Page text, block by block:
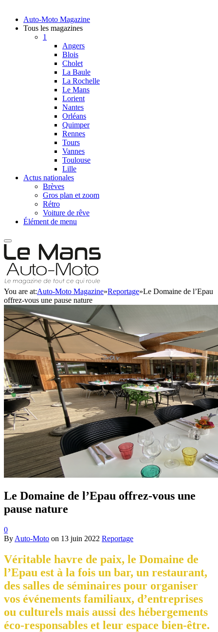
Auto-Moto Magazine
Tous les magazines
1
Angers
Blois
Cholet
La Baule
La Rochelle
Le Mans
Lorient
Nantes
Orléans
Quimper
Rennes
Tours
Vannes
Toulouse
Lille
Actus nationales
Brèves
Gros plan et zoom
Rétro
Voiture de rêve
Élément de menu
You are at:Auto-Moto Magazine»Reportage»Le Domaine de l’Epau
offrez-vous une pause nature
Le Domaine de l’Epau offrez-vous une
pause nature
0
By Auto-Moto on 13 juin 2022 Reportage
Véritable havre de paix, le Domaine de
l’Epau est à la fois un bar, un restaurant,
des salles de séminaires pour organiser
vos événements familiaux, d’entreprises
ou culturels mais aussi des hébergements
éco-responsables et leur espace bien-être.